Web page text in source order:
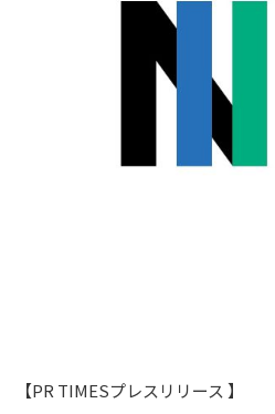
【PR TIMESプレスリリース 】